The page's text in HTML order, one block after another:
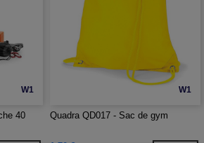
W1
40
W1
Quadra QD017 - Sac de gym